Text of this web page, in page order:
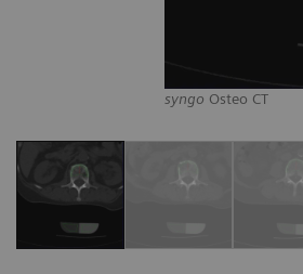
syngo Osteo CT